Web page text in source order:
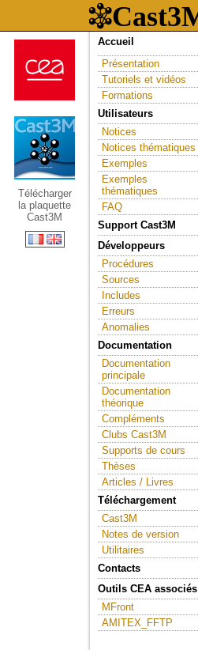
Télécharger
la plaquette
Cast3M
Accueil
Présentation
Tutoriels et vidéos
Formations
Utilisateurs
Notices
Notices thématiques
Exemples
Exemples
thématiques
FAQ
Support Cast3M
Développeurs
Procédures
Sources
Includes
Erreurs
Anomalies
Documentation
Documentation
principale
Documentation
théorique
Compléments
Clubs Cast3M
Supports de cours
Thèses
Articles / Livres
Téléchargement
Cast3M
Notes de version
Utilitaires
Contacts
Outils CEA associés
MFront
AMITEX_FFTP